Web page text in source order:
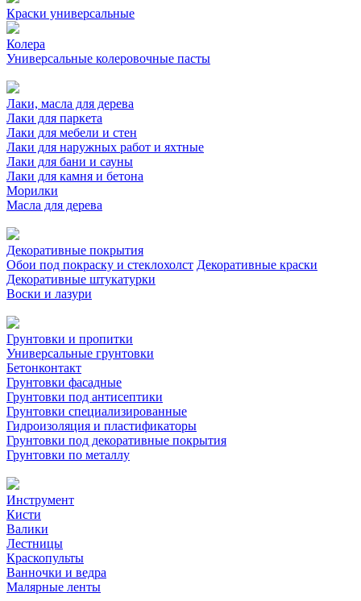
Краски универсальные
Колера
Универсальные колеровочные пасты
Лаки, масла для дерева
Лаки для паркета
Лаки для мебели и стен
Лаки для наружных работ и яхтные
Лаки для бани и сауны
Лаки для камня и бетона
Морилки
Масла для дерева
Декоративные покрытия
Обои под покраску и стеклохолст Декоративные краски
Декоративные штукатурки
Воски и лазури
Грунтовки и пропитки
Универсальные грунтовки
Бетонконтакт
Грунтовки фасадные
Грунтовки под антисептики
Грунтовки специализированные
Гидроизоляция и пластификаторы
Грунтовки под декоративные покрытия
Грунтовки по металлу
Инструмент
Кисти
Валики
Лестницы
Краскопульты
Ванночки и ведра
Малярные ленты